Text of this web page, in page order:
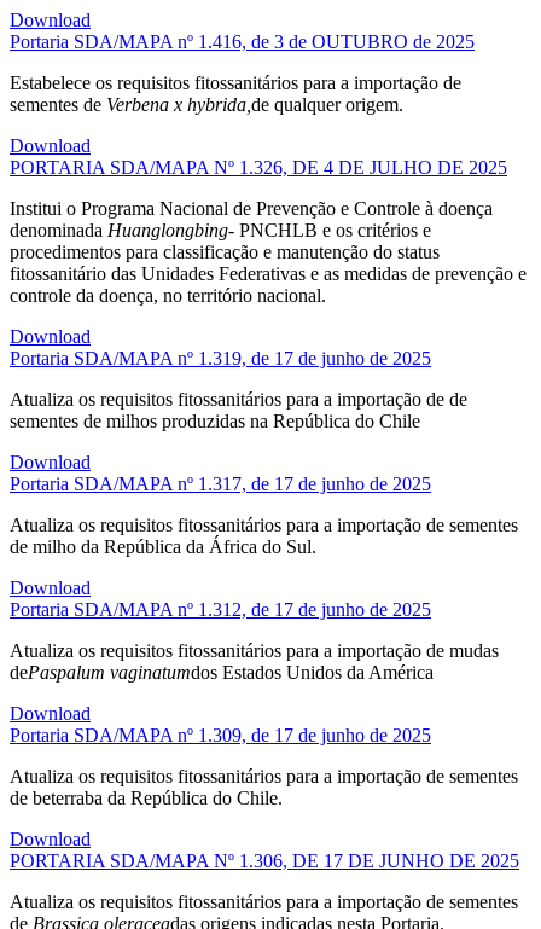
Download
Portaria SDA/MAPA nº 1.416, de 3 de OUTUBRO de 2025
Estabelece os requisitos fitossanitários para a importação de
sementes de Verbena x hybrida, de qualquer origem.
Download
PORTARIA SDA/MAPA Nº 1.326, DE 4 DE JULHO DE 2025
Institui o Programa Nacional de Prevenção e Controle à doença
denominada Huanglongbing- PNCHLB e os critérios e
procedimentos para classificação e manutenção do status
fitossanitário das Unidades Federativas e as medidas de prevenção e
controle da doença, no território nacional.
Download
Portaria SDA/MAPA nº 1.319, de 17 de junho de 2025
Atualiza os requisitos fitossanitários para a importação de de
sementes de milhos produzidas na República do Chile
Download
Portaria SDA/MAPA nº 1.317, de 17 de junho de 2025
Atualiza os requisitos fitossanitários para a importação de sementes
de milho da República da África do Sul.
Download
Portaria SDA/MAPA nº 1.312, de 17 de junho de 2025
Atualiza os requisitos fitossanitários para a importação de mudas
dePaspalum vaginatumdos Estados Unidos da América
Download
Portaria SDA/MAPA nº 1.309, de 17 de junho de 2025
Atualiza os requisitos fitossanitários para a importação de sementes
de beterraba da República do Chile.
Download
PORTARIA SDA/MAPA Nº 1.306, DE 17 DE JUNHO DE 2025
Atualiza os requisitos fitossanitários para a importação de sementes
de Brassica oleraceadas origens indicadas nesta Portaria.